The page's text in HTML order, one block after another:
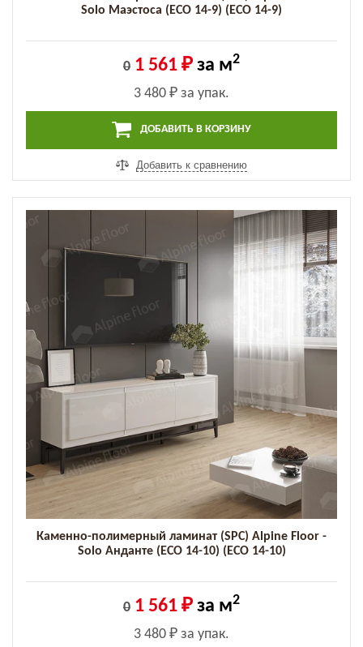
Solo Маэстоса (ECO 14-9) (ECO 14-9)
0 1 561 ₽ за м2
3 480 ₽ за упак.
ДОБАВИТЬ В КОРЗИНУ
Добавить к сравнению
Каменно-полимерный ламинат (SPC) Alpine Floor -
Solo Анданте (ECO 14-10) (ECO 14-10)
0 1 561 ₽ за м2
3 480 ₽ за упак.